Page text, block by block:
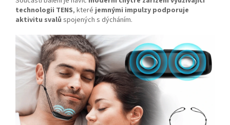
technologii TENS, které jemnými impulzy podporuje
aktivitu svalů spojených s dýcháním.